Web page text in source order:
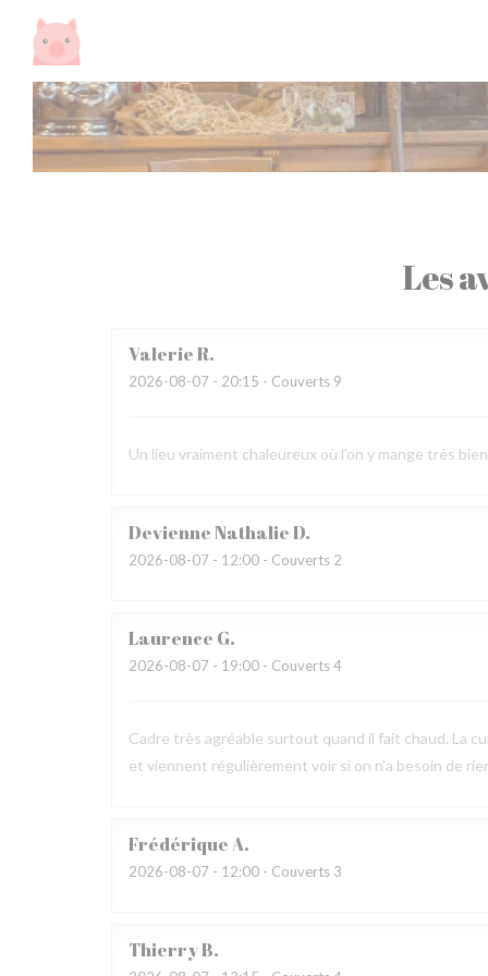
Personnalisation de vos choix en matière de cookies
Les
ValerieR
2026-08-07 - 20:15 - Couverts 9
Un lieu vraiment chaleureux où l'on y mange très bien
Devienne NathalieD
2026-08-07 - 12:00 - Couverts 2
Laurence G
2026-08-07 - 19:00 - Couverts 4
Cadre très agréable surtout quand il fait chaud. La
et viennent régulièrement voir si on n'a besoin de
FrédériqueA
2026-08-07 - 12:00 - Couverts 3
ThierryB